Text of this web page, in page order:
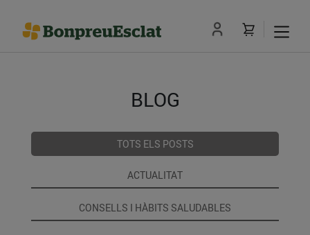
BLOG
TOTS ELS POSTS
ACTUALITAT
CONSELLS I HÀBITS SALUDABLES